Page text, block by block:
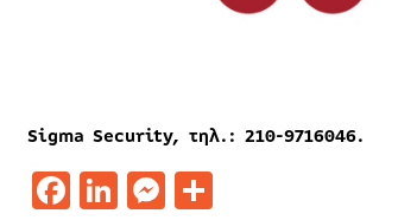
Sigma Security, τηλ.: 210-9716046.
Facebook
LinkedIn
Messenger
Μοιραστείτε